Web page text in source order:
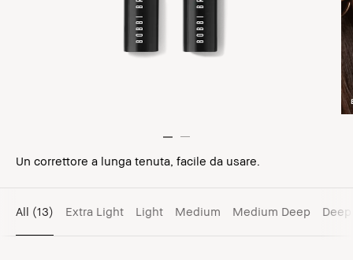
Un correttore a lunga tenuta, facile da usare.
All (13) Extra Light Light Medium Medium Deep Deep